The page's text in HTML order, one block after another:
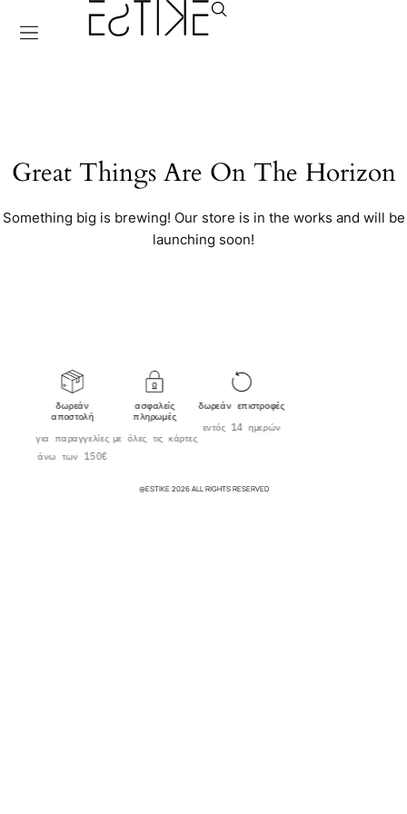
Great Things Are On The Horizon
Something big is brewing! Our store is in the works and will be
launching soon!
δωρεάν
αποστολή
για παραγγελίες
άνω των 150€
ασφαλείς
πληρωμές
με όλες τις κάρτες
δωρεάν επιστροφές
εντός 14 ημερών
@ESTIKE 2026 ALL RIGHTS RESERVED